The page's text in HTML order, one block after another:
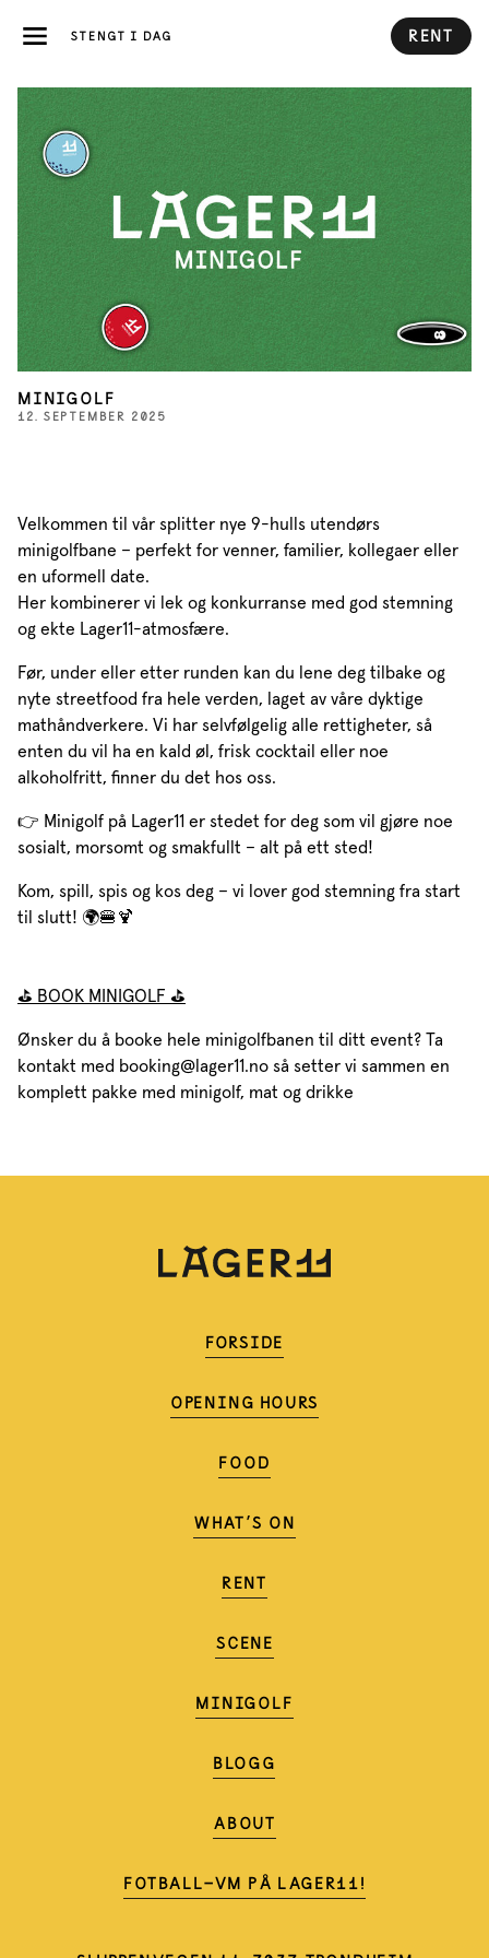
STENGT I DAG RENT
MINIGOLF
12. SEPTEMBER 2025
Velkommen til vår splitter nye 9-hulls utendørs
minigolfbane – perfekt for venner, familier, kollegaer eller
en uformell date.
Her kombinerer vi lek og konkurranse med god stemning
og ekte Lager11-atmosfære.
Før, under eller etter runden kan du lene deg tilbake og
nyte streetfood fra hele verden, laget av våre dyktige
mathåndverkere. Vi har selvfølgelig alle rettigheter, så
enten du vil ha en kald øl, frisk cocktail eller noe
alkoholfritt, finner du det hos oss.
👉 Minigolf på Lager11 er stedet for deg som vil gjøre noe
sosialt, morsomt og smakfullt – alt på ett sted!
Kom, spill, spis og kos deg – vi lover god stemning fra start
til slutt! 🌍🍔🍹
⛳️ BOOK MINIGOLF ⛳️
Ønsker du å booke hele minigolfbanen til ditt event? Ta
kontakt med booking@lager11.no så setter vi sammen en
komplett pakke med minigolf, mat og drikke
FORSIDE
OPENING HOURS
FOOD
WHAT'S ON
RENT
SCENE
MINIGOLF
BLOGG
ABOUT
FOTBALL-VM PÅ LAGER11!